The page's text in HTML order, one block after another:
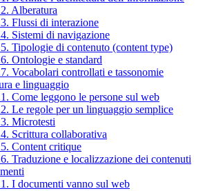
Alberatura
Flussi di interazione
Sistemi di navigazione
Tipologie di contenuto (content type)
Ontologie e standard
Vocabolari controllati e tassonomie
e linguaggio
Come leggono le persone sul web
Le regole per un linguaggio semplice
Microtesti
Scrittura collaborativa
Content critique
Traduzione e localizzazione dei contenuti
I documenti vanno sul web